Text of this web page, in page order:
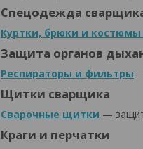
Спецодежда
Куртки, брюки и
Защита органов
Респираторы и фильтры
Щитки сварщика
Сварочные щитки —
Краги и перчатки